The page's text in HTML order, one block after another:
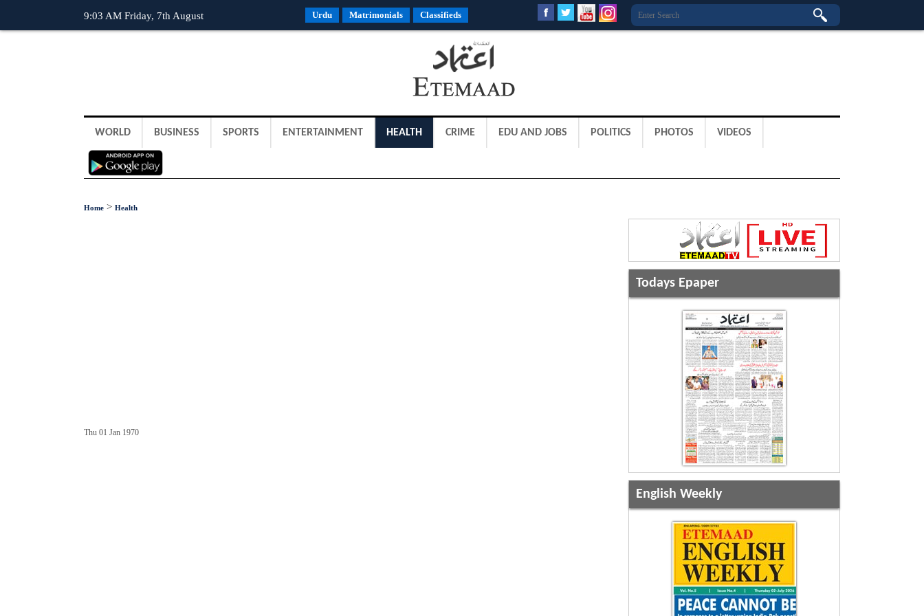
9:03 AM Friday, 7th August Urdu Matrimonials Classifieds
WORLD BUSINESS SPORTS ENTERTAINMENT HEALTH CRIME EDU AND JOBS POLITICS PHOTOS VIDEOS
Home > Health
Thu 01 Jan 1970
Todays Epaper
English Weekly